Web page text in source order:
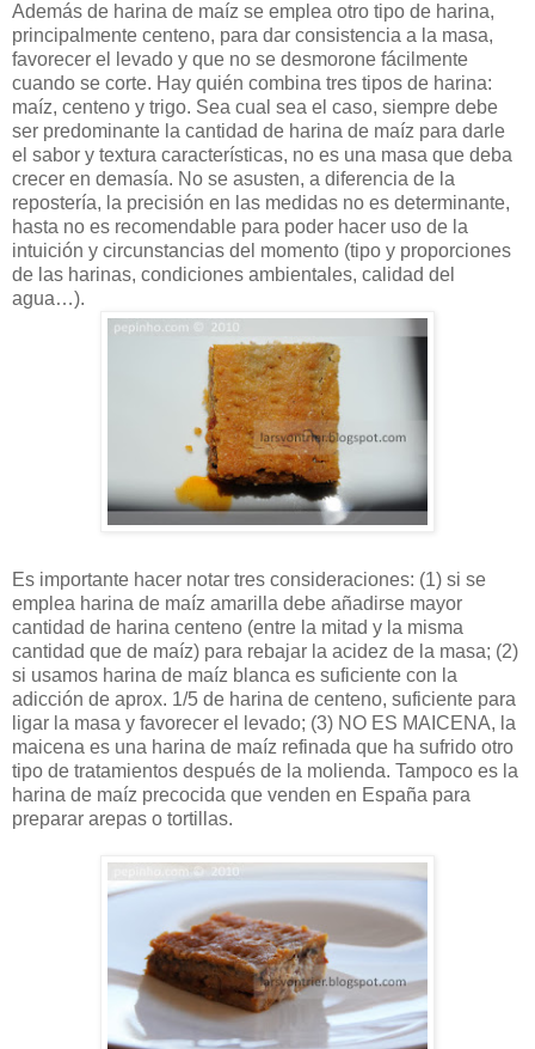
Además de harina de maíz se emplea otro tipo de harina,
principalmente centeno, para dar consistencia a la masa,
favorecer el levado y que no se desmorone fácilmente
cuando se corte. Hay quién combina tres tipos de harina:
maíz, centeno y trigo. Sea cual sea el caso, siempre debe
ser predominante la cantidad de harina de maíz para darle
el sabor y textura características, no es una masa que deba
crecer en demasía. No se asusten, a diferencia de la
repostería, la precisión en las medidas no es determinante,
hasta no es recomendable para poder hacer uso de la
intuición y circunstancias del momento (tipo y proporciones
de las harinas, condiciones ambientales, calidad del
agua…).
Es importante hacer notar tres consideraciones: (1) si se
emplea harina de maíz amarilla debe añadirse mayor
cantidad de harina centeno (entre la mitad y la misma
cantidad que de maíz) para rebajar la acidez de la masa; (2)
si usamos harina de maíz blanca es suficiente con la
adicción de aprox. 1/5 de harina de centeno, suficiente para
ligar la masa y favorecer el levado; (3) NO ES MAICENA, la
maicena es una harina de maíz refinada que ha sufrido otro
tipo de tratamientos después de la molienda. Tampoco es la
harina de maíz precocida que venden en España para
preparar arepas o tortillas.